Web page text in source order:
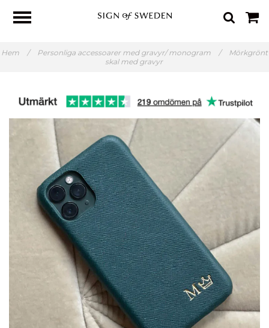
Hem / Personliga accessoarer med gravyr/ monogram /
Mörkgrönt
skal med gravyr